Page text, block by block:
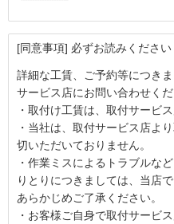
[同意事項] 必ずお読みください
詳細な工賃、ご予約等につき
サービス店にお問い合わせくだ
・取付け工賃は、取付サービ
・当社は、取付サービス店よ
切いただいておりません。
・作業ミスによるトラブルな
りとりにつきましては、当店
あらかじめご了承ください。
・お客様ご自身で取付サービ